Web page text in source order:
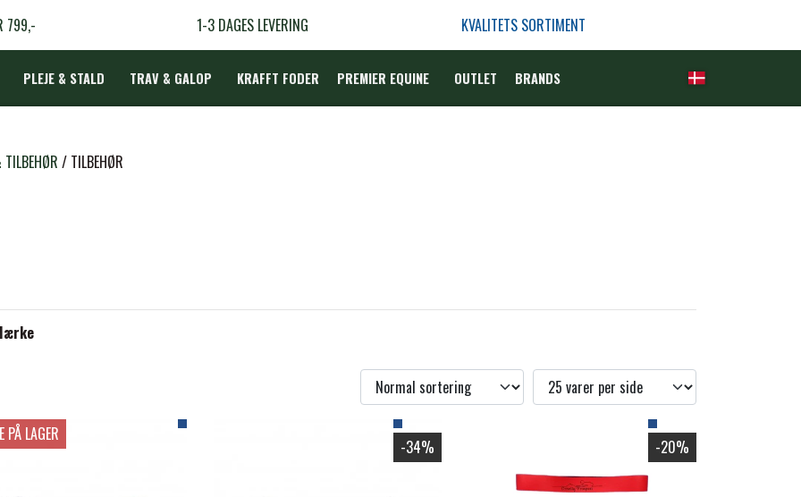
799,- 1-3 DAGES LEVERING KVALITETS SORTIMENT
PLEJE & STALD TRAV & GALOP KRAFFT FODER PREMIER EQUINE OUTLET BRANDS
TILBEHØR TILBEHØR
PÅ LAGER
-34% -20%